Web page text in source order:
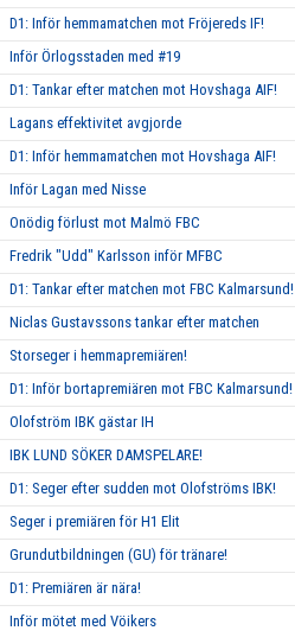
D1: Inför hemmamatchen mot Fröjereds IF!
Inför Örlogsstaden med #19
D1: Tankar efter matchen mot Hovshaga AIF!
Lagans effektivitet avgjorde
D1: Inför hemmamatchen mot Hovshaga AIF!
Inför Lagan med Nisse
Onödig förlust mot Malmö FBC
Fredrik "Udd" Karlsson inför MFBC
D1: Tankar efter matchen mot FBC Kalmarsund!
Niclas Gustavssons tankar efter matchen
Storseger i hemmapremiären!
D1: Inför bortapremiären mot FBC Kalmarsund!
Olofström IBK gästar IH
IBK LUND SÖKER DAMSPELARE!
D1: Seger efter sudden mot Olofströms IBK!
Seger i premiären för H1 Elit
Grundutbildningen (GU) för tränare!
D1: Premiären är nära!
Inför mötet med Vöikers